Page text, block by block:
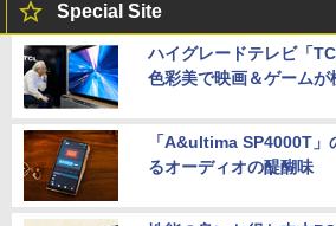
Special Site
ハイグレードテレビ「
色彩美で映画＆ゲームが
「A&ultima SP4000T」
るオーディオの醍醐味